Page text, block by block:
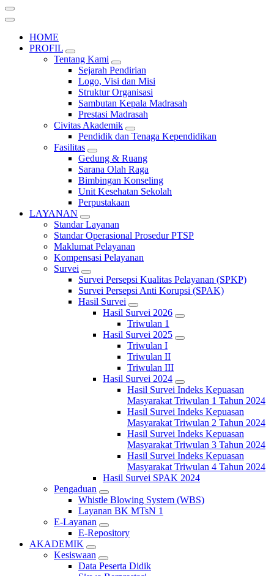
HOME
PROFIL
Tentang Kami
Sejarah Pendirian
Logo, Visi dan Misi
Struktur Organisasi
Sambutan Kepala Madrasah
Prestasi Madrasah
Civitas Akademik
Pendidik dan Tenaga Kependidikan
Fasilitas
Gedung & Ruang
Sarana Olah Raga
Bimbingan Konseling
Unit Kesehatan Sekolah
Perpustakaan
LAYANAN
Standar Layanan
Standar Operasional Prosedur PTSP
Maklumat Pelayanan
Kompensasi Pelayanan
Survei
Survei Persepsi Kualitas Pelayanan (SPKP)
Survei Persepsi Anti Korupsi (SPAK)
Hasil Survei
Hasil Survei 2026
Triwulan 1
Hasil Survei 2025
Triwulan I
Triwulan II
Triwulan III
Hasil Survei 2024
Hasil Survei Indeks Kepuasan
Masyarakat Triwulan 1 Tahun 2024
Hasil Survei Indeks Kepuasan
Masyarakat Triwulan 2 Tahun 2024
Hasil Survei Indeks Kepuasan
Masyarakat Triwulan 3 Tahun 2024
Hasil Survei Indeks Kepuasan
Masyarakat Triwulan 4 Tahun 2024
Hasil Survei SPAK 2024
Pengaduan
Whistle Blowing System (WBS)
Layanan BK MTsN 1
E-Layanan
E-Repository
AKADEMIK
Kesiswaan
Data Peserta Didik